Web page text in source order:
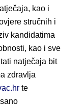
kao i
stručnih i
kandidatima
kao i sve
natječaja bit
zdravlja
te